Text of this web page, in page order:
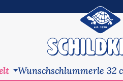
Wunschschlummerle 32